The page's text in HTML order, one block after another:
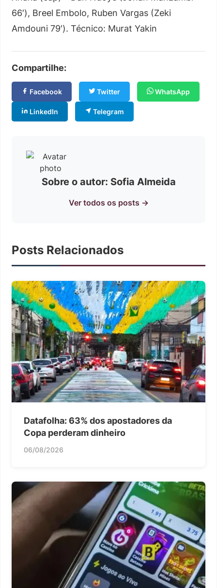
66′), Breel Embolo, Ruben Vargas (Zeki
Amdouni 79′). Técnico: Murat Yakin
Compartilhe:
Facebook Twitter WhatsApp
LinkedIn Telegram
Sobre o autor: Sofia Almeida
Ver todos os posts →
Posts Relacionados
Datafolha: 63% dos apostadores da
Copa perderam dinheiro
06/08/2026